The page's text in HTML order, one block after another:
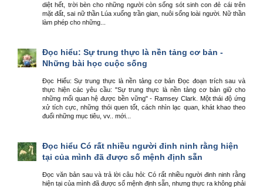
diệt hết, trời bèn cho những người còn sống sót sinh con đẻ cái trên
mặt đất, sai nữ thần Lúa xuống trần gian, nuôi sống loài người. Nữ thần
làm phép cho những...
Đọc hiểu: Sự trung thực là nền tảng cơ bản -
Những bài học cuộc sống
Đọc Hiểu: Sự trung thực là nền tảng cơ bản Đọc đoạn trích sau và
thực hiện các yêu cầu: "Sự trung thực là nền tảng cơ bản giữ cho
những mối quan hệ được bền vững" - Ramsey Clark. Một thái độ ứng
xử tích cực, những thói quen tốt, cách nhìn lạc quan, khát khao theo
đuổi những mục tiêu, vv.. mới...
Đọc hiểu Có rất nhiều người đinh ninh rằng hiện
tại của mình đã được số mệnh định sẵn
Đọc văn bản sau và trả lời câu hỏi: Có rất nhiều người đinh ninh rằng
hiện tại của mình đã được số mệnh định sẵn, nhưng thực ra không phải